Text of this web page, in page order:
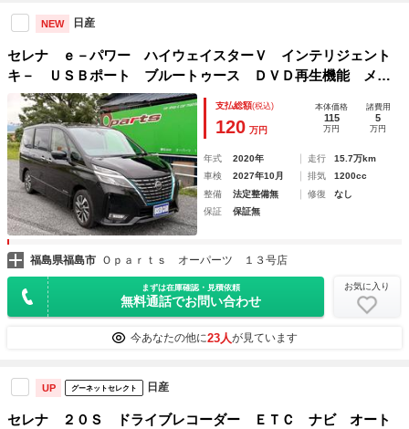
NEW 日産
セレナ ｅ－パワー ハイウェイスターＶ インテリジェント
キ－ ＵＳＢポート ブルートゥース ＤＶＤ再生機能 メデ
ィアプレイヤー接続 衝突軽減ブレーキ Ｗエアコン ハーフ
レザー Ｓヒーター ブルーレイ再生 フロントカメラ 電動
格納ミラー
支払総額(税込)
120 万円
本体価格
115
万円
諸費用
5
万円
年式 2020年 走行
15.7万km
車検
2027年10月 排気
1200cc
整備
法定整備無 修復
なし
保証
保証無
福島県福島市 Ｏｐａｒｔｓ オーパーツ １３号店
まずは在庫確認・見積依頼
無料通話でお問い合わせ
お気に入り
今あなたの他に23人が見ています
UP グーネットセレクト 日産
セレナ ２０Ｓ ドライブレコーダー ＥＴＣ ナビ オート